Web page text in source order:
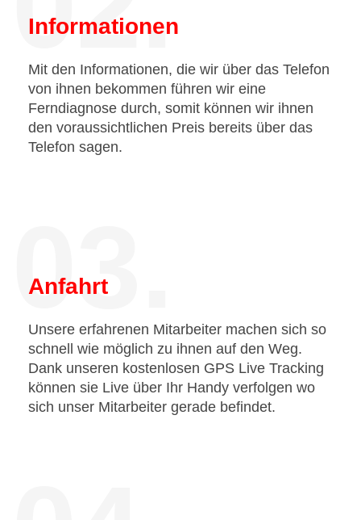
Informationen
Mit den Informationen, die wir über das Telefon
von ihnen bekommen führen wir eine
Ferndiagnose durch, somit können wir ihnen
den voraussichtlichen Preis bereits über das
Telefon sagen.
03.
Anfahrt
Unsere erfahrenen Mitarbeiter machen sich so
schnell wie möglich zu ihnen auf den Weg.
Dank unseren kostenlosen GPS Live Tracking
können sie Live über Ihr Handy verfolgen wo
sich unser Mitarbeiter gerade befindet.